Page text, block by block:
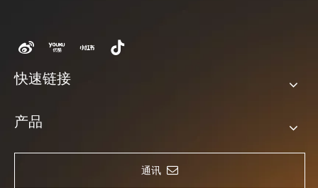
快速链接
产品
通讯